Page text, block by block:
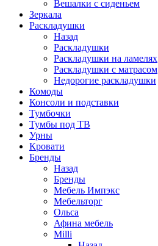
Вешалки с сиденьем
Зеркала
Раскладушки
Назад
Раскладушки
Раскладушки на ламелях
Раскладушки с матрасом
Недорогие раскладушки
Комоды
Консоли и подставки
Тумбочки
Тумбы под ТВ
Урны
Кровати
Бренды
Назад
Бренды
Мебель Импэкс
Мебельторг
Ольса
Афина мебель
Milli